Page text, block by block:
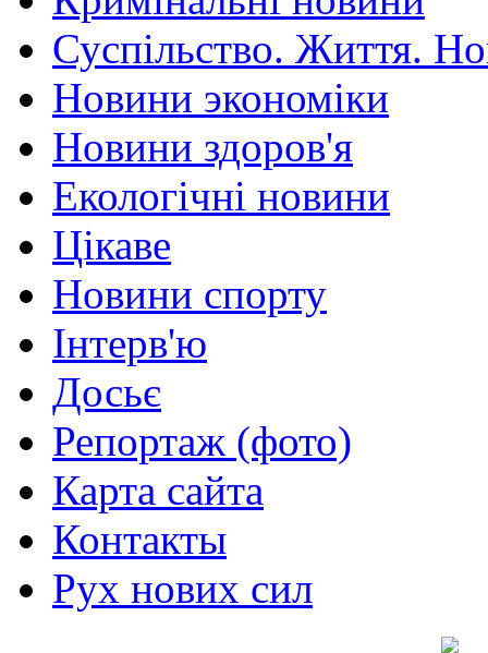
Суспільство. Життя.
Новини экономіки
Новини здоров'я
Екологічні новини
Цікаве
Новини спорту
Інтерв'ю
Досьє
Репортаж (фото)
Карта сайта
Контакты
Рух нових сил